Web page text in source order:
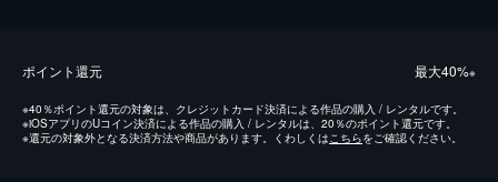
ポイント還元 最⼤40%※
※40％ポイント還元の対象は、クレジットカード決済による作品の購入 / レンタルです。
※iOSアプリのUコイン決済による作品の購入 / レンタルは、20％のポイント還元です。
※還元の対象外となる決済方法や商品があります。くわしくはこちらをご確認ください。